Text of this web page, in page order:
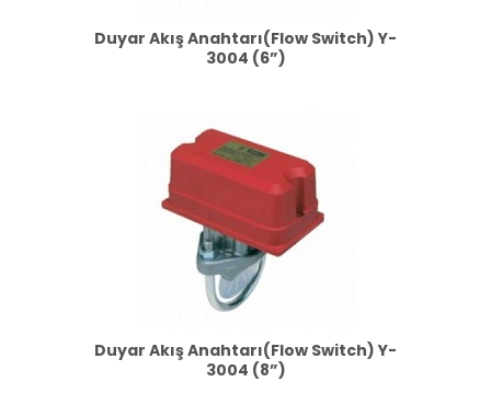
Duyar Akış Anahtarı(Flow Switch) Y-
3004 (6”)
Duyar Akış Anahtarı(Flow Switch) Y-
3004 (8”)